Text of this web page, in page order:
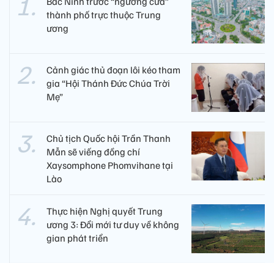
thành phố trực thuộc Trung
ương
Cảnh giác thủ đoạn lôi kéo tham
gia “Hội Thánh Đức Chúa Trời
Mẹ”
Chủ tịch Quốc hội Trần Thanh
Mẫn sẽ viếng đồng chí
Xaysomphone Phomvihane tại
Lào
Thực hiện Nghị quyết Trung
ương 3: Đổi mới tư duy về không
gian phát triển